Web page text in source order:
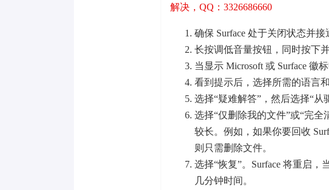
解决，QQ：3326686660
确保 Surface 处于关闭状态并
长按调低音量按钮，同时按下
当显示 Microsoft 或 Surface 徽
看到提示后，选择所需的语言
选择“疑难解答”，然后选择“从
选择“仅删除我的文件”或“完
较长。例如，如果你要回收
则只需删除文件。
选择“恢复”。Surface 将重启
几分钟时间。